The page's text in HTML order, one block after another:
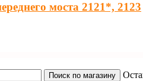
моста 2121*, 2123